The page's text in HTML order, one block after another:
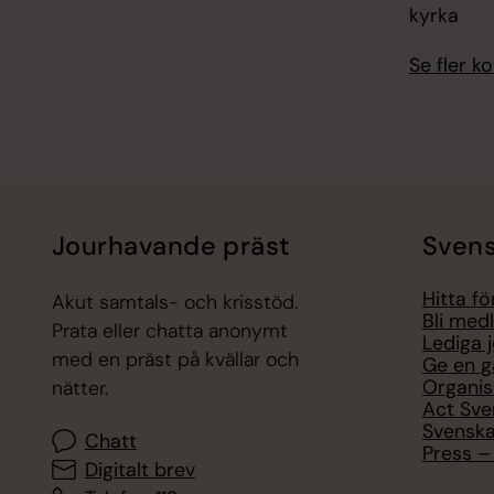
kyrka
Se fler
Jourhavande präst
Akut samtals- och krisstöd.
Prata eller chatta anonymt
med en präst på kvällar och
nätter.
Chatt
Digitalt brev
Hitta
Bli
Lediga
Ge en
Act
Press